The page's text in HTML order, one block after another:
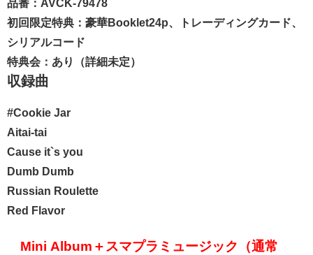
品番：AVCK-79478
初回限定特典：豪華Booklet24p、トレーディングカード、
シリアルコード
特典会：あり（詳細未定）
収録曲
#Cookie Jar
Aitai-tai
Cause it`s you
Dumb Dumb
Russian Roulette
Red Flavor
Mini Album＋スマプラミュージック（通常